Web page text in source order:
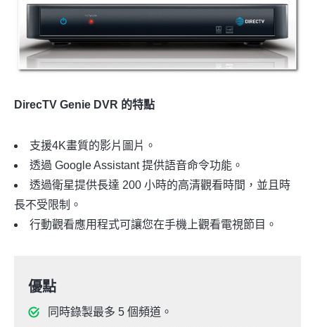
DirecTV Genie DVR 的特點
支援4K畫質的影片圖片。
透過 Google Assistant 提供語音命令功能。
透過衛星提供長達 200 小時的高清觀看時間，並且時
長不受限制。
行動觀看應用程式可讓您在手機上觀看電視節目。
優點
同時錄製最多 5 個頻道。